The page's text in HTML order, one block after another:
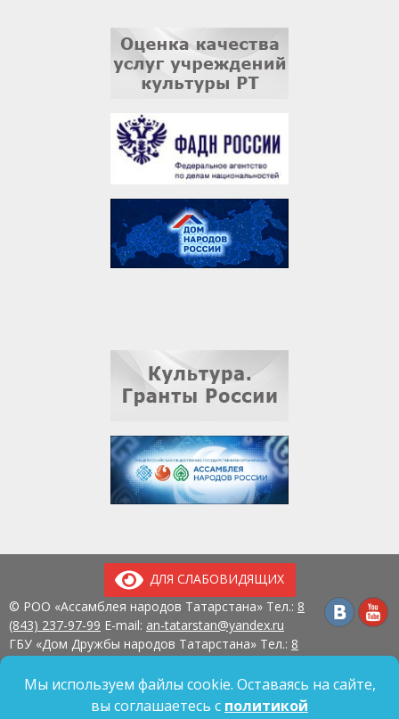
ДЛЯ СЛАБОВИДЯЩИХ
© РОО «Ассамблея народов Татарстана» Тел.: 8
(843) 237-97-99 E-mail: an-tatarstan@yandex.ru
ГБУ «Дом Дружбы народов Татарстана» Тел.: 8
420107, г. Казань, ул. Павлюхина, д. 57
Мы используем файлы cookie. Оставаясь на сайте,
вы соглашаетесь с политикой